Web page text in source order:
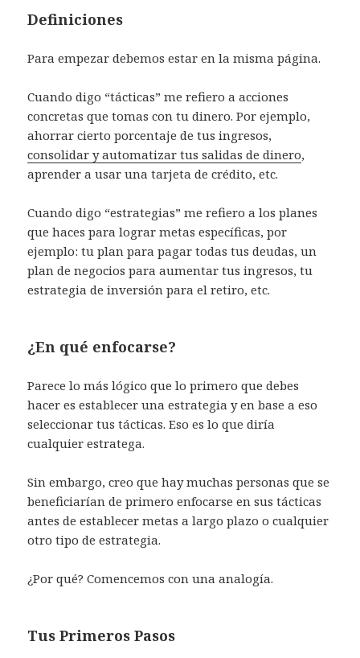
Definiciones
Para empezar debemos estar en la misma página.
Cuando digo “tácticas” me refiero a acciones
concretas que tomas con tu dinero. Por ejemplo,
ahorrar cierto porcentaje de tus ingresos,
consolidar y automatizar tus salidas de dinero,
aprender a usar una tarjeta de crédito, etc.
Cuando digo “estrategias” me refiero a los planes
que haces para lograr metas específicas, por
ejemplo: tu plan para pagar todas tus deudas, un
plan de negocios para aumentar tus ingresos, tu
estrategia de inversión para el retiro, etc.
¿En qué enfocarse?
Parece lo más lógico que lo primero que debes
hacer es establecer una estrategia y en base a eso
seleccionar tus tácticas. Eso es lo que diría
cualquier estratega.
Sin embargo, creo que hay muchas personas que se
beneficiarían de primero enfocarse en sus tácticas
antes de establecer metas a largo plazo o cualquier
otro tipo de estrategia.
¿Por qué? Comencemos con una analogía.
Tus Primeros Pasos